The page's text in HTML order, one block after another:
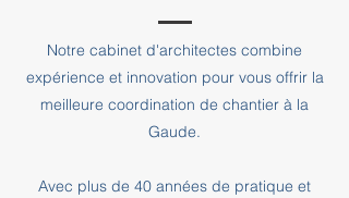
Notre cabinet d'architectes combine
expérience et innovation pour vous offrir la
meilleure coordination de chantier à la
Gaude.
Avec plus de 40 années de pratique et